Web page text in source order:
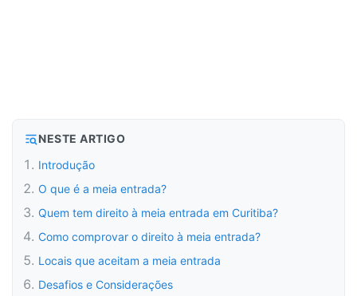
NESTE ARTIGO
Introdução
O que é a meia entrada?
Quem tem direito à meia entrada em Curitiba?
Como comprovar o direito à meia entrada?
Locais que aceitam a meia entrada
Desafios e Considerações